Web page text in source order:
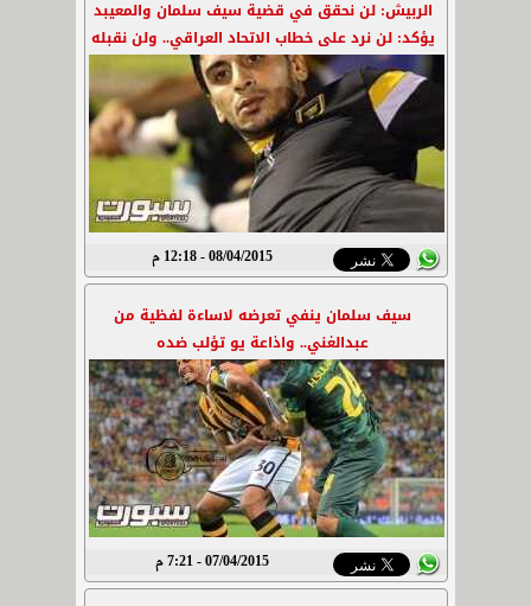
الربيش: لن نحقق في قضية سيف سلمان والمعيبد
يؤكد: لن نرد على خطاب الاتحاد العراقي.. ولن نقبله
08/04/2015 - 12:18 م
سيف سلمان ينفي تعرضه لاساءة لفظية من
عبدالغني.. واذاعة يو تؤلب ضده
07/04/2015 - 7:21 م